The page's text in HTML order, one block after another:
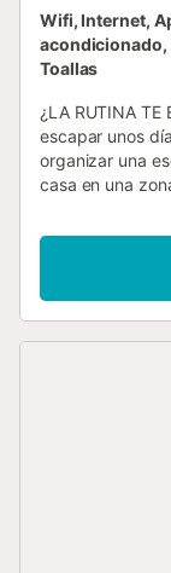
Wifi, Internet,
acondicionado,
Toallas
¿LA RUTINA TE
escapar unos
organizar una
casa en una
Mediterráneo.
SON
jugando,
de MARESME a